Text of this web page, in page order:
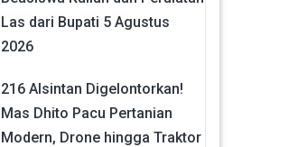
Las dari Bupati 5 Agustus
2026
216 Alsintan Digelontorkan!
Mas Dhito Pacu Pertanian
Modern, Drone hingga Traktor